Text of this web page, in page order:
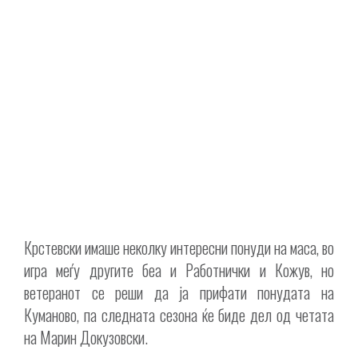
Крстевски имаше неколку интересни понуди на маса, во
игра меѓу другите беа и Работнички и Кожув, но
ветеранот се реши да ја прифати понудата на
Куманово, па следната сезона ќе биде дел од четата
на Марин Докузовски.